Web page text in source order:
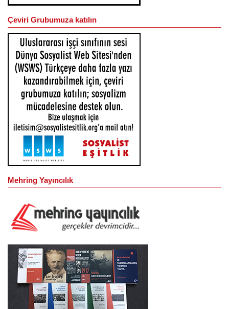
Çeviri Grubumuza katılın
Mehring Yayıncılık